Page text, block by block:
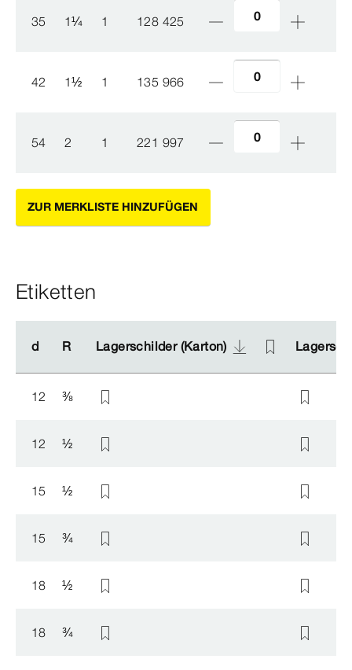
35 1¼ 1 128 425
42 1½ 1 135 966
54 2 1 221 997
ZUR MERKLISTE HINZUFÜGEN
Etiketten
d R Lagerschilder (Karton)
d R Lagerschilder (Karton)
12 ⅜
12 ½
15 ½
15 ¾
18 ½
18 ¾